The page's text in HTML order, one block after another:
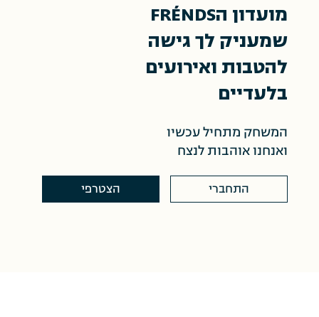
מועדון הFRÉNDS
שמעניק לך גישה
להטבות ואירועים
בלעדיים
המשחק מתחיל עכשיו
ואנחנו אוהבות לנצח
הצטרפי התחברי